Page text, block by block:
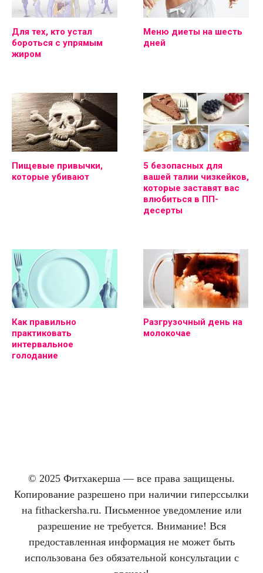
Для тех, кто устал
бороться с упрямым
жиром
Меню диеты на шесть
дней
Пищевые привычки,
которые убивают
5 безопасных для
вашей талии чизкейков,
которые заставят вас
влюбиться в ПП-
десерты
Как правильно
практиковать
интервальное
голодание
Разгрузочный день на
молокочае
© 2025 Фитхакерша — все права защищены.
Копирование разрешено при наличии гиперссылки
на fithackersha.ru. Письменное уведомление или
разрешение не требуется. Внимание! Вся
предоставленная информация не может быть
использована без обязательной консультации с